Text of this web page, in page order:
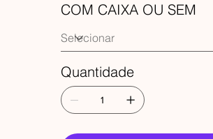
COM CAIXA OU SEM
Quantidade